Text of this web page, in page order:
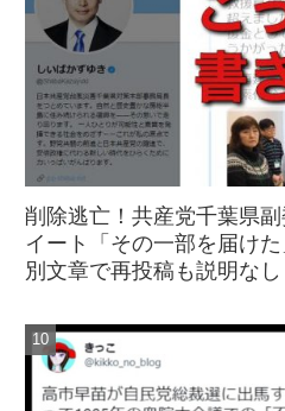
削除逃亡！共産党千葉県
イート「その一部を届け
別文章で再投稿も説明なし